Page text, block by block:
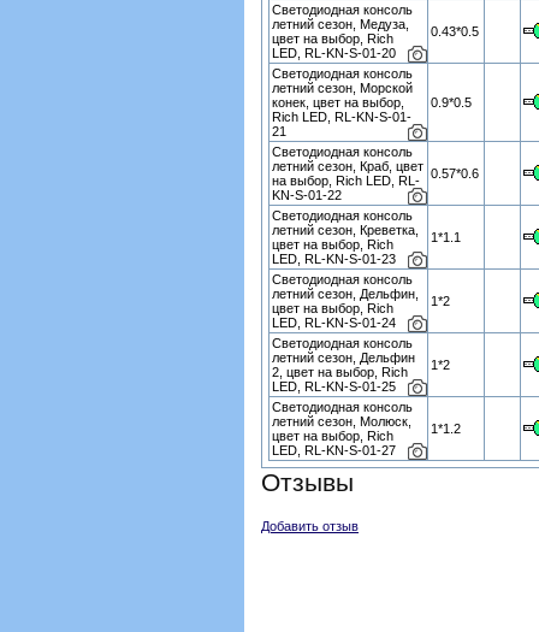
Светодиодная консоль
летний сезон, Медуза,
цвет на выбор, Rich
LED, RL-KN-S-01-20
0.43*0.5
Светодиодная консоль
летний сезон, Морской
конек, цвет на выбор,
Rich LED, RL-KN-S-01-
21
0.9*0.5
Светодиодная консоль
летний сезон, Краб, цвет
на выбор, Rich LED, RL-
KN-S-01-22
0.57*0.6
Светодиодная консоль
летний сезон, Креветка,
цвет на выбор, Rich
LED, RL-KN-S-01-23
1*1.1
Светодиодная консоль
летний сезон, Дельфин,
цвет на выбор, Rich
LED, RL-KN-S-01-24
1*2
Светодиодная консоль
летний сезон, Дельфин
2, цвет на выбор, Rich
LED, RL-KN-S-01-25
1*2
Светодиодная консоль
летний сезон, Молюск,
цвет на выбор, Rich
LED, RL-KN-S-01-27
1*1.2
Отзывы
Добавить отзыв